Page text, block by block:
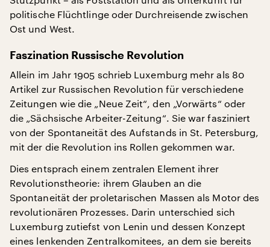
politische Flüchtlinge oder Durchreisende zwischen
Ost und West.
Faszination Russische Revolution
Allein im Jahr 1905 schrieb Luxemburg mehr als 80
Artikel zur Russischen Revolution für verschiedene
Zeitungen wie die „Neue Zeit“, den „Vorwärts“ oder
die „Sächsische Arbeiter-Zeitung“. Sie war fasziniert
von der Spontaneität des Aufstands in St. Petersburg,
mit der die Revolution ins Rollen gekommen war.
Dies entsprach einem zentralen Element ihrer
Revolutionstheorie: ihrem Glauben an die
Spontaneität der proletarischen Massen als Motor des
revolutionären Prozesses. Darin unterschied sich
Luxemburg zutiefst von Lenin und dessen Konzept
eines lenkenden Zentralkomitees, an dem sie bereits